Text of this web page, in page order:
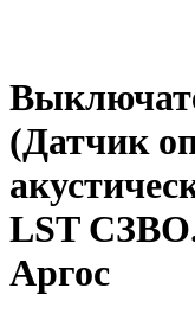
(Датчик
LST
Аргос